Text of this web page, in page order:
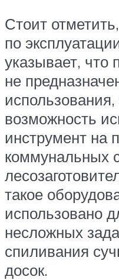
Стоит
по
указывает, что
не
возможность
инструмент на
коммунальных
такое
использовано
несложных
спиливания
досок.